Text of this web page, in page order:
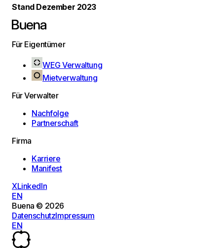
Stand Dezember 2023
Für Eigentümer
WEG Verwaltung
Mietverwaltung
Für Verwalter
Nachfolge
Partnerschaft
Firma
Karriere
Manifest
XLinkedIn
EN
Buena © 2026
DatenschutzImpressum
EN